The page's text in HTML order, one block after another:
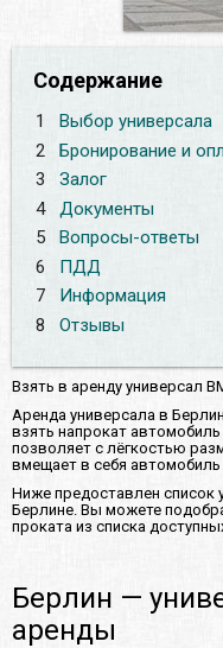
Содержание
1
Выбор универсала
2
Бронирование и
3
Залог
4
Документы
5
Вопросы-ответы
6
ПДД
7
Информация
8
Отзывы
Взять в аренду универсал
Аренда универсала в
взять напрокат
позволяет с лёгкостью
вмещает в себя автомобиль
Ниже предоставлен список
Берлине. Вы можете
проката из списка
Берлин —
аренды